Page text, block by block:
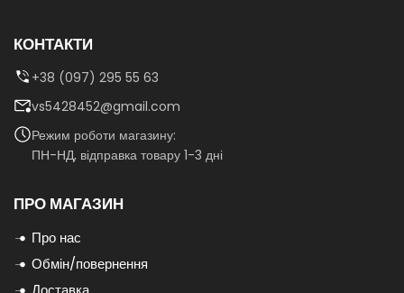
КОНТАКТИ
+38 (097) 295 55 63
vs5428452@gmail.com
Режим роботи магазину:
ПН-НД, відправка товару 1-3 дні
ПРО МАГАЗИН
Про нас
Обмін/повернення